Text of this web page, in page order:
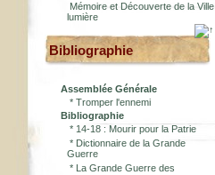
Mémoire et Découverte de la Ville
lumière
Bibliographie
Assemblée Générale
* Tromper l'ennemi
Bibliographie
* 14-18 : Mourir pour la Patrie
* Dictionnaire de la Grande
Guerre
* La Grande Guerre des